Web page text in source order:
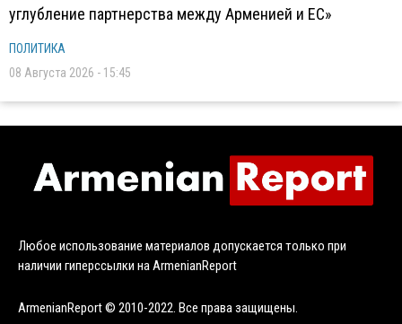
углубление партнерства между Арменией и ЕС»
ПОЛИТИКА
08 Августа 2026 - 15:45
Любое использование материалов допускается только при
наличии гиперссылки на ArmenianReport
ArmenianReport © 2010-2022. Все права защищены.